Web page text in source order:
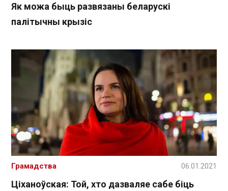
Як можа быць развязаны беларускі
палітычны крызіс
Ціханоўская: Той, хто дазваляе сабе біць
Грамадства 06.01.2021